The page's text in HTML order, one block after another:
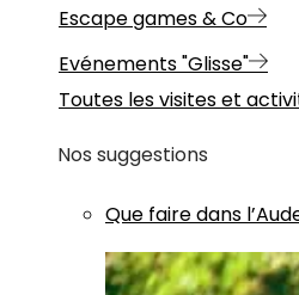
Escape games & Co
Evénements "Glisse"
Toutes les visites et
Nos suggestions
Que faire dans